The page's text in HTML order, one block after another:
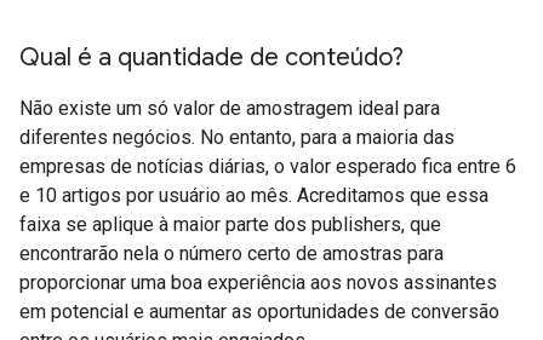
Qual é a quantidade de conteúdo?
Não existe um só valor de amostragem ideal para
diferentes negócios. No entanto, para a maioria das
empresas de notícias diárias, o valor esperado fica entre 6
e 10 artigos por usuário ao mês. Acreditamos que essa
faixa se aplique à maior parte dos publishers, que
encontrarão nela o número certo de amostras para
proporcionar uma boa experiência aos novos assinantes
em potencial e aumentar as oportunidades de conversão